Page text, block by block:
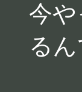
今
るん